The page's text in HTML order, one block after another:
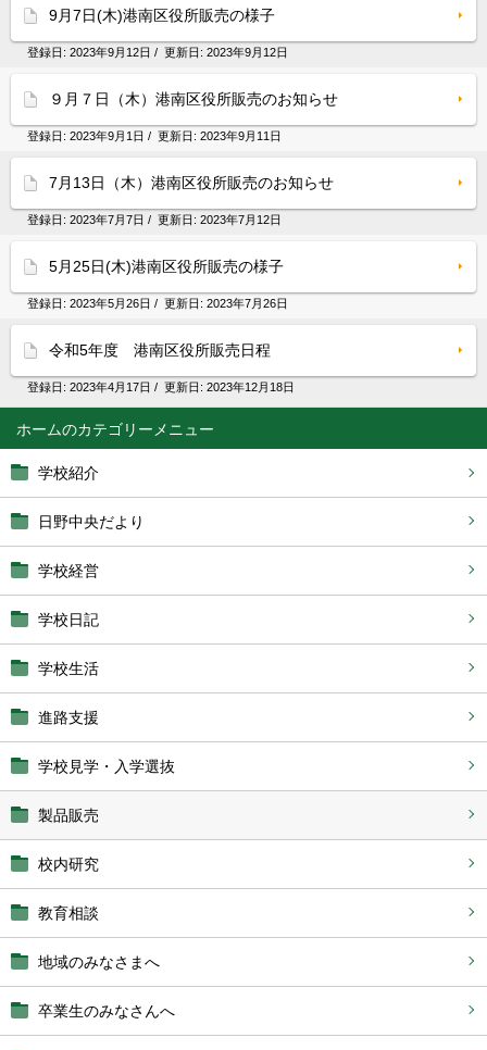
ホーム
学校紹介
日野中央だより
学校経営
学校日記
学校生活
進路支援
学校見学・入学選抜
製品販売
校内研究
教育相談
地域のみなさまへ
卒業生のみなさんへ
9月7日(木)港南区役所販売の様子
登録日: 2023年9月12日 / 更新日: 2023年9月12日
９月７日（木）港南区役所販売のお知らせ
登録日: 2023年9月1日 / 更新日: 2023年9月11日
7月13日（木）港南区役所販売のお知らせ
登録日: 2023年7月7日 / 更新日: 2023年7月12日
5月25日(木)港南区役所販売の様子
登録日: 2023年5月26日 / 更新日: 2023年7月26日
令和5年度 港南区役所販売日程
登録日: 2023年4月17日 / 更新日: 2023年12月18日